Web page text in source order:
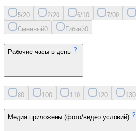
5/20 2/20 6/10 7/00
Сменный0 Гибкий0
Рабочие часы в день
80 100 11 0 120 130
Медиа приложены (фото/видео условий)